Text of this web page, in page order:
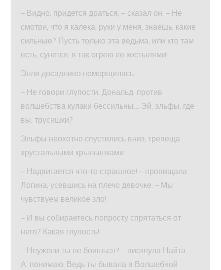
– Видно, придется драться, – сказал он. – Не
смотри, что я калека, руки у меня, знаешь, какие
сильные? Пусть только эта ведьма, или кто там
есть, сунется, я так огрею ее костылями!
Элли досадливо поморщилась.
– Не говори глупости, Дональд, против
волшебства кулаки бессильны… Эй, эльфы, где
вы, трусишки?
Эльфы неохотно спустились вниз, трепеща
хрустальными крылышками.
– Надвигается что‑то страшное! – пропищала
Логина, усевшись на плечо девочке, – Мы
чувствуем великое зло!
– И вы собираетесь попросту спрятаться от
него? Какая глупость!
– Неужели ты не боишься? – пискнула Найта. –
А, понимаю. Ведь ты бывала в Волшебной